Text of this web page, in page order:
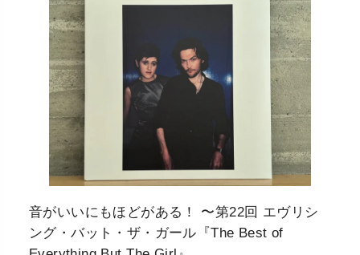
音がいいにもほどがある！ 〜第22回 エヴリシ
ング・バット・ザ・ガール『The Best of